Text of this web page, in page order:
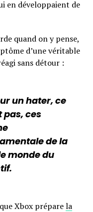
en développaient de
quand on y pense,
d’une véritable
sans détour :
un hater, ce
pas, ces
de la
monde du
Xbox préparela